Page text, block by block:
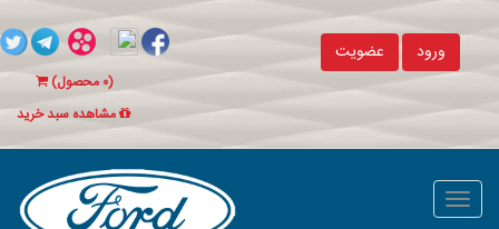
ورود عضویت
(۰ محصول)
مشاهده سبد خرید